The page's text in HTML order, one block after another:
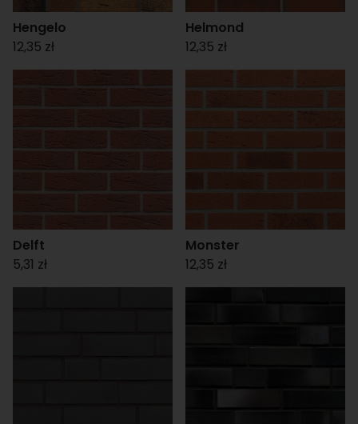
Hengelo
12,35 zł
Helmond
12,35 zł
Delft
5,31 zł
Monster
12,35 zł